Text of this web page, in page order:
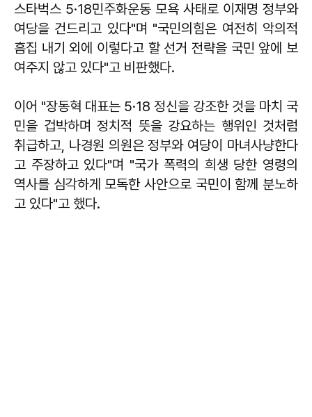
스타벅스 5·18민주화운동 모욕 사태로 이재명 정부와
여당을 건드리고 있다"며 "국민의힘은 여전히 악의적
흠집 내기 외에 이렇다고 할 선거 전략을 국민 앞에 보
여주지 않고 있다"고 비판했다.
이어 "장동혁 대표는 5·18 정신을 강조한 것을 마치 국
민을 겁박하며 정치적 뜻을 강요하는 행위인 것처럼
취급하고, 나경원 의원은 정부와 여당이 마녀사냥한다
고 주장하고 있다"며 "국가 폭력의 희생 당한 영령의
역사를 심각하게 모독한 사안으로 국민이 함께 분노하
고 있다"고 했다.